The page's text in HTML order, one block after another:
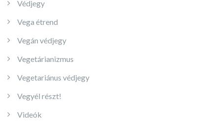
Védjegy
Vega étrend
Vegán védjegy
Vegetárianizmus
Vegetariánus védjegy
Vegyél részt!
Videók